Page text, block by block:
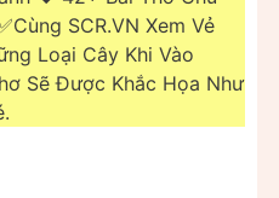
SCR.VN Xem Vẻ
Loại Cây Khi Vào
Sẽ Được Khắc Họa Như